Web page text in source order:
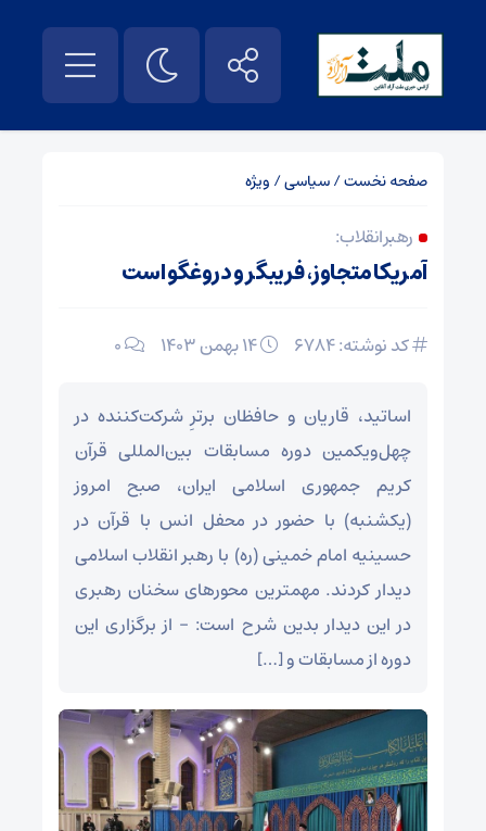
صفحه نخست/سیاسی/ ویژه
رهبر انقلاب:
آمریکا متجاوز، فریبگر و دروغگو است
کد نوشته: 6784 0
اساتید، قاریان و حافظان برترِ شرکت‌کننده در
چهل‌ویکمین دوره مسابقات بین‌المللی قرآن
کریم جمهوری اسلامی ایران، صبح امروز
(یکشنبه) با حضور در محفل انس با قرآن در
حسینیه امام خمینی (ره) با رهبر انقلاب اسلامی
دیدار کردند. مهمترین محور‌های سخنان رهبری
در این دیدار بدین شرح است: – از برگزاری این
دوره از مسابقات و […]